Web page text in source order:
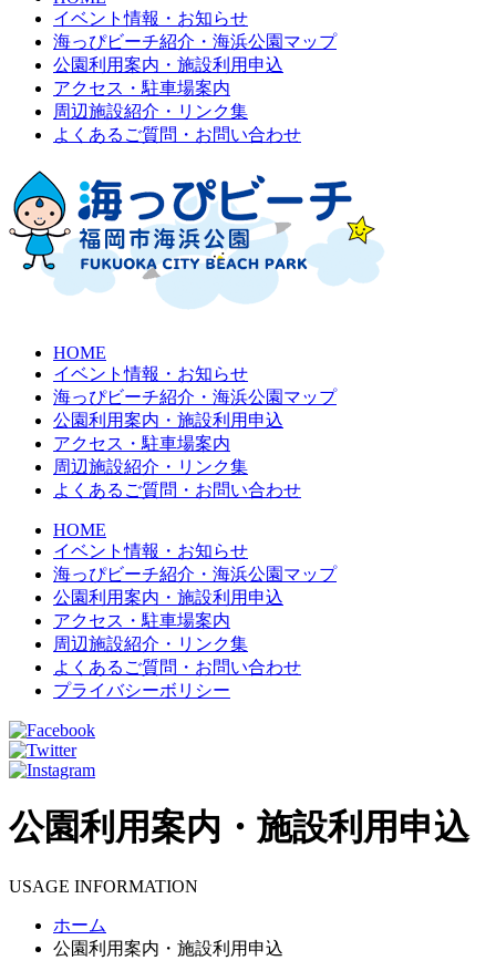
イベント情報・お知らせ
海っぴビーチ紹介・海浜公園マップ
公園利用案内・施設利用申込
アクセス・駐車場案内
周辺施設紹介・リンク集
よくあるご質問・お問い合わせ
HOME
イベント情報・お知らせ
海っぴビーチ紹介・海浜公園マップ
公園利用案内・施設利用申込
アクセス・駐車場案内
周辺施設紹介・リンク集
よくあるご質問・お問い合わせ
HOME
イベント情報・お知らせ
海っぴビーチ紹介・海浜公園マップ
公園利用案内・施設利用申込
アクセス・駐車場案内
周辺施設紹介・リンク集
よくあるご質問・お問い合わせ
プライバシーボリシー
公園利用案内・施設利用申込
USAGE INFORMATION
ホーム
公園利用案内・施設利用申込